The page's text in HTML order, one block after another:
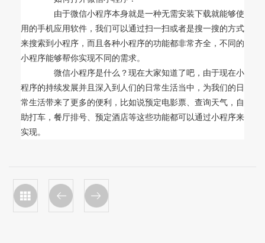
由于微信小程序本身就是一种无需安装下载就能够使
用的手机应用软件，我们可以通过扫一扫或者是搜一搜的方式
来搜索到小程序，而且各种小程序的功能都非常齐全，不同的
小程序能够帮你实现不同的需求。
微信小程序是什么？现在大家知道了吧，由于现在小
程序的持续发展并且深入到人们的日常生活当中，为我们的日
常生活带来了更多的便利，比如说预定电影票、查询天气，自
助打车，餐厅排号、预定酒店等这些功能都可以通过小程序来
实现。